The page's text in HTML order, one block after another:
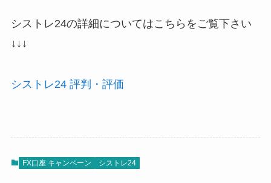
シストレ24の詳細についてはこちらをご覧下さい
↓↓↓
シストレ24 評判・評価
FX口座 キャンペーン シストレ24